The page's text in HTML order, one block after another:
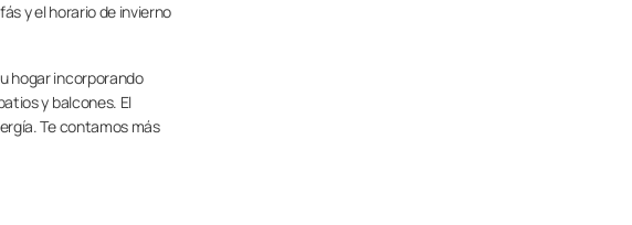
y el horario de invierno
hogar incorporando
y balcones. El
Te contamos más